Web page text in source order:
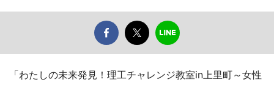
「わたしの未来発見！理工チャレンジ教室in上里町～女性